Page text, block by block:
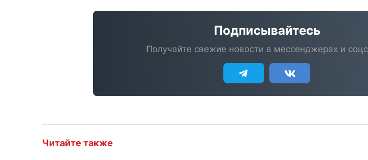
Подписывайтесь
Получайте свежие новости в мессенджерах и
Читайте также